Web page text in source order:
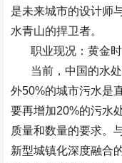
是未来城市的设计师
水青山的捍卫者。
职业现况：黄金
当前，中国的水
外50%的城市污水是
要再增加20%的污水
质量和数量的要求。
新型城镇化深度融合